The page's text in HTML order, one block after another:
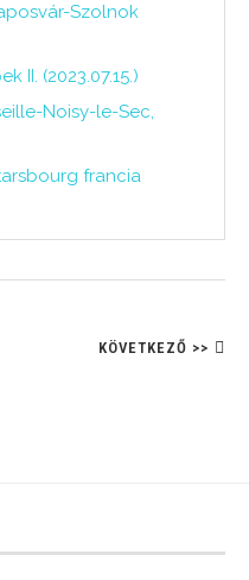
Szolnok
II. (2023.07.15.)
Noisy-le-Sec,
francia
KÖVETKEZŐ >>